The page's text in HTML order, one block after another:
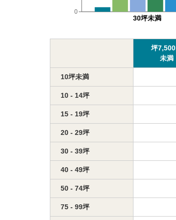
30坪未満
0
坪7,500
未満
10坪未満
10 - 14坪
15 - 19坪
20 - 29坪
30 - 39坪
40 - 49坪
50 - 74坪
75 - 99坪